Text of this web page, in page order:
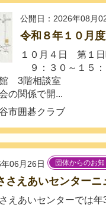
公開日：2026年08月
令和８年１０月
１０月４日 第１日
９：３０～１５：
3階相談室
関係で開...
市囲碁クラブ
06月26日 団体からのお
さえあいセンターニ
えあいセンターでは